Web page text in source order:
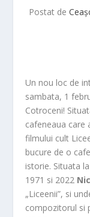
Postat de
Un nou loc de
sambata, 1
Cotroceni!
cafeneaua care
filmului cult
bucure de o
istorie. Situata
1971 si 2022
„Liceenii”, si
compozitorul si